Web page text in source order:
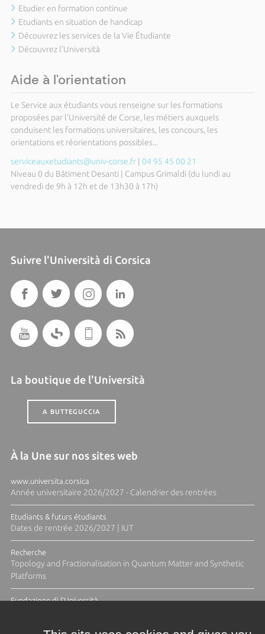
Etudier en formation continue
Etudiants en situation de handicap
Découvrez les services de la Vie Étudiante
Découvrez l'Università
Aide à l'orientation
Le Service aux étudiants vous renseigne sur les formations
proposées par l'Université de Corse, les métiers auxquels
conduisent les formations universitaires, les concours, les
orientations et réorientations possibles...
serviceauxetudiants@univ-corse.fr| 04 95 45 00 21
Niveau 0 du Bâtiment Desanti | Campus Grimaldi (du lundi au
vendredi de 9h à 12h et de 13h30 à 17h)
Suivre l'Università di Corsica
La boutique de l'Università
A BUTTEGUCCIA
À la Une sur nos sites web
www.universita.corsica
Année universitaire 2026/2027 - Calendrier des rentrées
Etudiants & futurs étudiants
Dates de rentrée 2026/2027 | IUT
Recherche
Topology and Fractionalisation in Quantum Matter and Synthetic
Platforms
Fundazione di l'Università